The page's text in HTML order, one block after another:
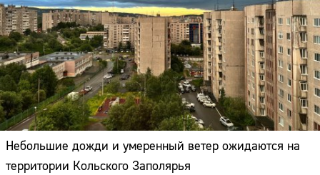
Небольшие дожди и умеренный ветер ожидаются на
территории Кольского Заполярья